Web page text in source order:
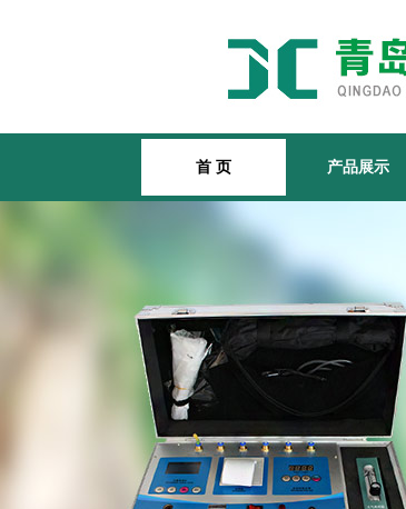
首 页 产品展示